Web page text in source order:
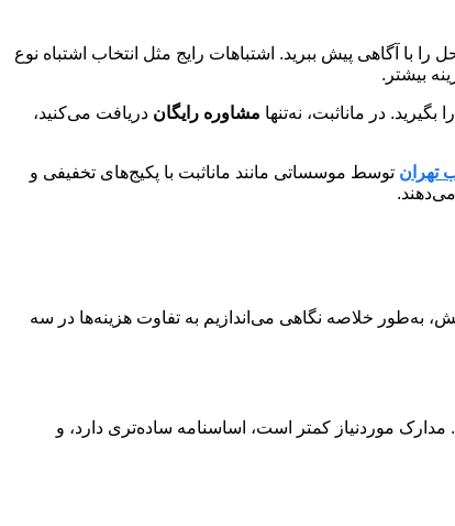
با آگاهی پیش ببرید. اشتباهات رایج مثل انتخاب اشتباه نوع
بیشتر.
در ماناثبت، نه‌تنها مشاوره رایگان دریافت می‌کنید،
تهران توسط موسساتی مانند ماناثبت با پکیج‌های تخفیفی و
به‌طور خلاصه نگاهی می‌اندازیم به تفاوت هزینه‌ها در سه
موردنیاز کمتر است، اساسنامه ساده‌تری دارد، و